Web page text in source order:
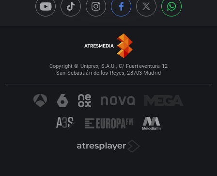
Copyright © Uniprex, S.A.U., C/ Fuerteventura 12
San Sebastián de los Reyes, 28703 Madrid